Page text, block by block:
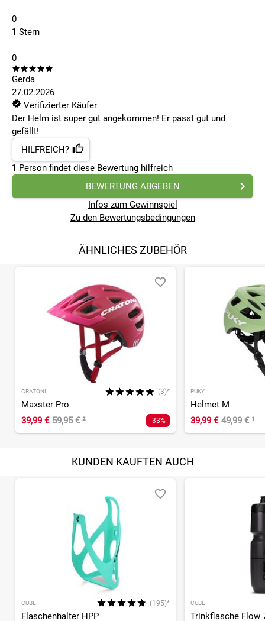
0
1 Stern
0
Gerda
27.02.2026
Verifizierter Käufer
Der Helm ist super gut angekommen! Er passt gut und
gefällt!
HILFREICH?
1 Person findet diese Bewertung hilfreich
BEWERTUNG ABGEBEN
Infos zum Gewinnspiel
Zu den Bewertungsbedingungen
ÄHNLICHES ZUBEHÖR
CRATONI (3)*
Maxster Pro
39,99 € 59,95 €² -33%
PUKY
Helmet M
39,99 € 49,99 €¹
KUNDEN KAUFTEN AUCH
CUBE (195)*
Flaschenhalter HPP
CUBE
Trinkflasche Flow